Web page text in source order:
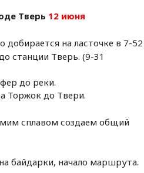
Тверь 12 июня
добирается на ласточке в 7-52
станции Тверь. (9-31
до реки.
Торжок до Твери.
сплавом создаем общий
байдарки, начало маршрута.